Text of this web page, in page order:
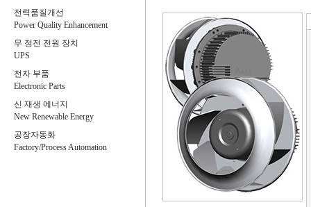
전력품질개선
Power Quality Enhancement
무 정전 전원 장치
UPS
전자 부품
Electronic Parts
신 재생 에너지
New Renewable Energy
공장자동화
Factory/Process Automation